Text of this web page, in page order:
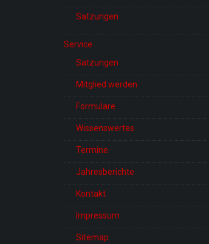
Satzungen
Service
Satzungen
Mitglied werden
Formulare
Wissenswertes
Termine
Jahresberichte
Kontakt
Impressum
Sitemap